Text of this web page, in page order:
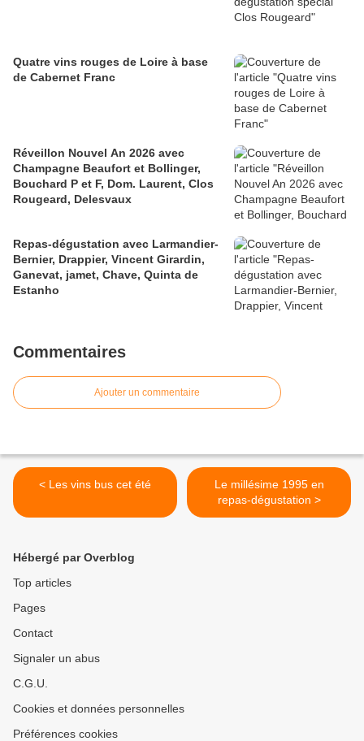
Quatre vins rouges de Loire à base
de Cabernet Franc
Réveillon Nouvel An 2026 avec
Champagne Beaufort et Bollinger,
Bouchard P et F, Dom. Laurent, Clos
Rougeard, Delesvaux
Repas-dégustation avec Larmandier-
Bernier, Drappier, Vincent Girardin,
Ganevat, jamet, Chave, Quinta de
Estanho
Commentaires
Ajouter un commentaire
< Les vins bus cet été
Le millésime 1995 en
repas-dégustation >
Hébergé par Overblog
Top articles
Pages
Contact
Signaler un abus
C.G.U.
Cookies et données personnelles
Préférences cookies